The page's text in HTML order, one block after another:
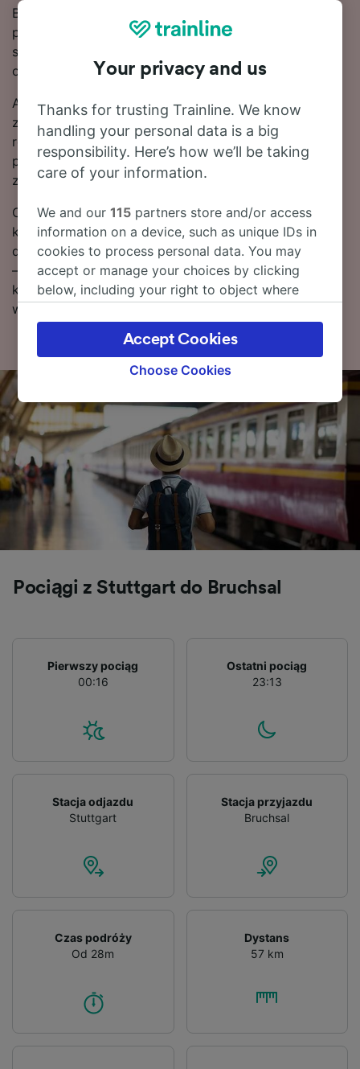
Bruchsal możesz odbyć pociągiem DB lub ICE – obaj
przewoźnicy oferują nowoczesne i komfortowe
składy, dzięki którym dostaniesz się tam w mgnieniu
oka.
Aby pomóc Ci w znalezieniu najlepszych ofert,
zaznaczymy najtańsze bilety na przejazd pociągiem
relacji Stuttgart – Bruchsal w naszym narzędziu do
planowania podróży. Pamiętaj tylko, że im szybciej
zarezerwujesz bilety, tym więcej zaoszczędzisz!
Chcesz już teraz zarezerwować swoje bilety
kolejowe? Poszukaj ich w naszym serwisie. Czytaj
dalej, aby znaleźć więcej informacji na temat podróży
– rozkłady jazdy pociągów (w tym pierwsze i ostatnie
kursy), często zadawane pytania i porady dotyczące
wyszukiwania tanich biletów kolejowych.
Pociągi z Stuttgart do Bruchsal
Pierwszy pociąg
00:16
Ostatni pociąg
23:13
Stacja odjazdu
Stuttgart
Stacja przyjazdu
Bruchsal
Czas podróży
Od 28m
Dystans
57 km
Your privacy and us
Thanks for trusting Trainline. We know
handling your personal data is a big
responsibility. Here’s how we’ll be taking
care of your information.
We and our115 partners store and/or access
information on a device, such as unique IDs in
cookies to process personal data. You may
accept or manage your choices by clicking
below, including your right to object where
the privacy policy page. These choices will be
signaled to our partners and will not affect
browsing data. Your data will not be used for
track you.
We and our partners process data to provide:
Use precise geolocation data. Actively scan
device characteristics for identification. Store
and/or access information on a device.
Personalised advertising and content,
advertising and content measurement,
audience research and services development.
Choose Cookies
Accept Cookies